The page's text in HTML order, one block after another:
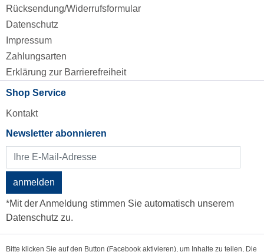
Rücksendung/Widerrufsformular
Datenschutz
Impressum
Zahlungsarten
Erklärung zur Barrierefreiheit
Shop Service
Kontakt
Newsletter abonnieren
anmelden
*Mit der Anmeldung stimmen Sie automatisch unserem
Datenschutz zu.
Bitte klicken Sie auf den Button (Facebook aktivieren), um Inhalte zu teilen, Die